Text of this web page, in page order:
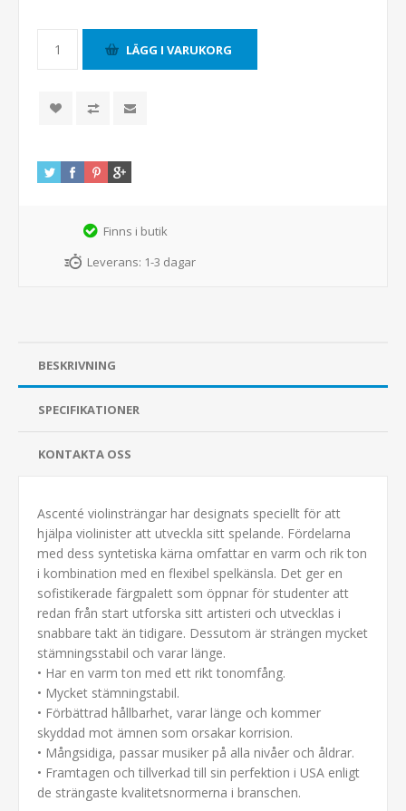
Finns i butik
Leverans: 1-3 dagar
BESKRIVNING
SPECIFIKATIONER
KONTAKTA OSS
Ascenté violinsträngar har designats speciellt för att
hjälpa violinister att utveckla sitt spelande. Fördelarna
med dess syntetiska kärna omfattar en varm och rik ton
i kombination med en flexibel spelkänsla. Det ger en
sofistikerade färgpalett som öppnar för studenter att
redan från start utforska sitt artisteri och utvecklas i
snabbare takt än tidigare. Dessutom är strängen mycket
stämningsstabil och varar länge.
• Har en varm ton med ett rikt tonomfång.
• Mycket stämningstabil.
• Förbättrad hållbarhet, varar länge och kommer
skyddad mot ämnen som orsakar korrision.
• Mångsidiga, passar musiker på alla nivåer och åldrar.
• Framtagen och tillverkad till sin perfektion i USA enligt
de strängaste kvalitetsnormerna i branschen.